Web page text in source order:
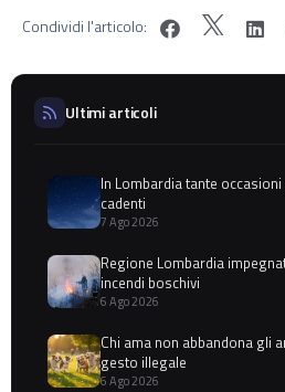
Condividi l'articolo:
Ultimi articoli
In Lombardia tante
cadenti
7 Ago 2026
Regione Lombardia
incendi boschivi
6 Ago 2026
Chi ama non abbandona gli
gesto illegale
6 Ago 2026